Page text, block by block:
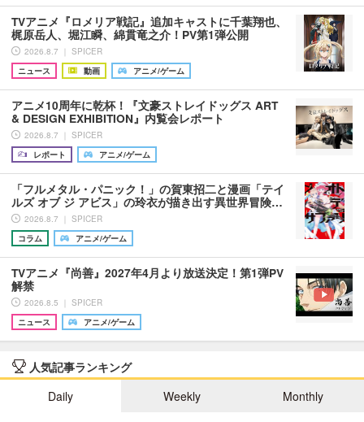
TVアニメ『ロメリア戦記』追加キャストに千葉翔也、
梶原岳人、堀江瞬、綿貫竜之介！PV第1弾公開
2026.8.7 ｜ SPICER
ニュース
動画 アニメ/ゲーム
アニメ10周年に乾杯！『文豪ストレイドッグス ART
& DESIGN EXHIBITION』内覧会レポート
2026.8.7 ｜ SPICER
レポート
アニメ/ゲーム
「フルメタル・パニック！」の賀東招二と漫画「テイ
ルズ オブ ジ アビス」の玲衣が描き出す異世界冒険…
2026.8.7 ｜ SPICER
コラム
アニメ/ゲーム
TVアニメ『尚善』2027年4月より放送決定！第1弾PV
解禁
2026.8.5 ｜ SPICER
ニュース
アニメ/ゲーム
人気記事ランキング
Daily
Weekly Monthly